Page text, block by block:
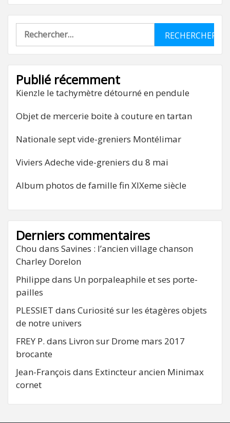
Rechercher :
Publié récemment
Kienzle le tachymètre détourné en pendule
Objet de mercerie boite à couture en tartan
Nationale sept vide-greniers Montélimar
Viviers Adeche vide-greniers du 8 mai
Album photos de famille fin XIXeme siècle
Derniers commentaires
Chou dans Savines : l’ancien village chanson
Charley Dorelon
Philippe dans Un porpaleaphile et ses porte-
pailles
PLESSIET dans Curiosité sur les étagères objets
de notre univers
FREY P. dans Livron sur Drome mars 2017
brocante
Jean-François dans Extincteur ancien Minimax
cornet